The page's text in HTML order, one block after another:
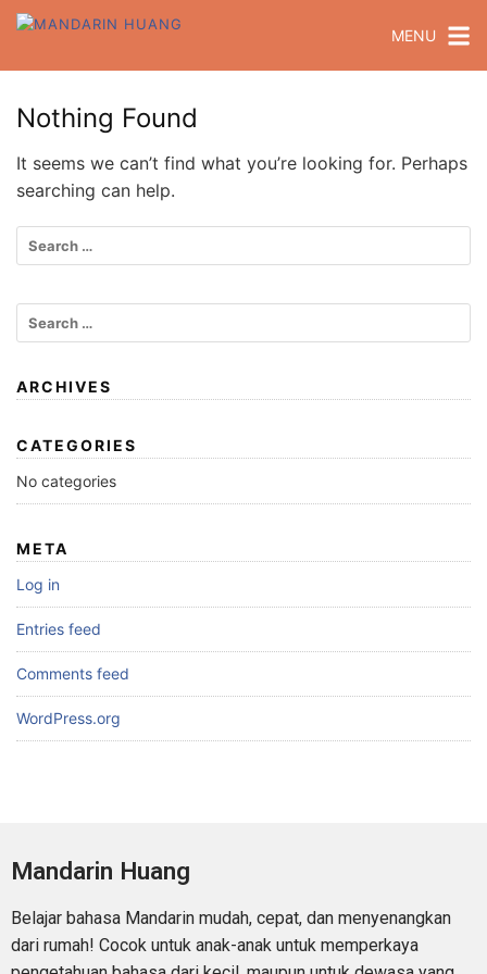
MENU
Nothing Found
It seems we can’t find what you’re looking for. Perhaps
searching can help.
ARCHIVES
CATEGORIES
No categories
META
Log in
Entries feed
Comments feed
WordPress.org
Mandarin Huang
Belajar bahasa Mandarin mudah, cepat, dan menyenangkan
dari rumah! Cocok untuk anak-anak untuk memperkaya